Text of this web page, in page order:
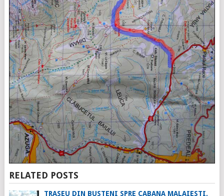
RELATED POSTS
TRASEU DIN BUSTENI SPRE CABANA MALAIESTI,